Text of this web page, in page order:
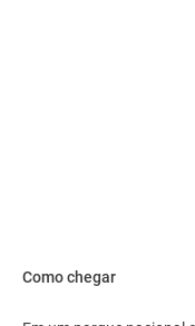
Como chegar